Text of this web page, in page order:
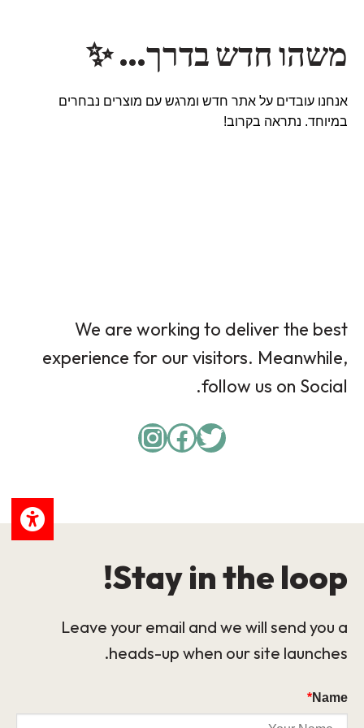
משהו חדש בדרך… ✨
אנחנו עובדים על אתר חדש ומרגש עם מוצרים נבחרים
במיוחד. נתראה בקרוב!
We are working to deliver the best
experience for our visitors. Meanwhile,
follow us on Social.
Twitter
Facebook
Instagram
Stay in the loop!
Leave your email and we will send you a
heads-up when our site launches.
Name
*